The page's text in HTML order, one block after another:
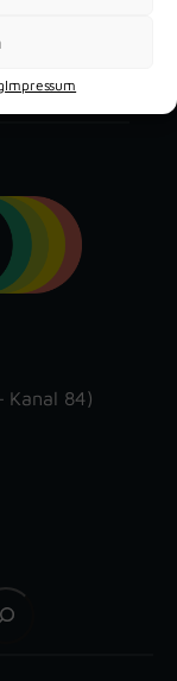
Impressum
Kanal 84)